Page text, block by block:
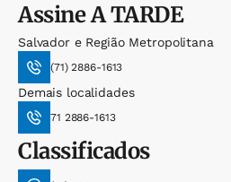
AssineA TARDE
Salvador e Região Metropolitana
(71) 2886-1613
Demais localidades
71 2886-1613
Classificados